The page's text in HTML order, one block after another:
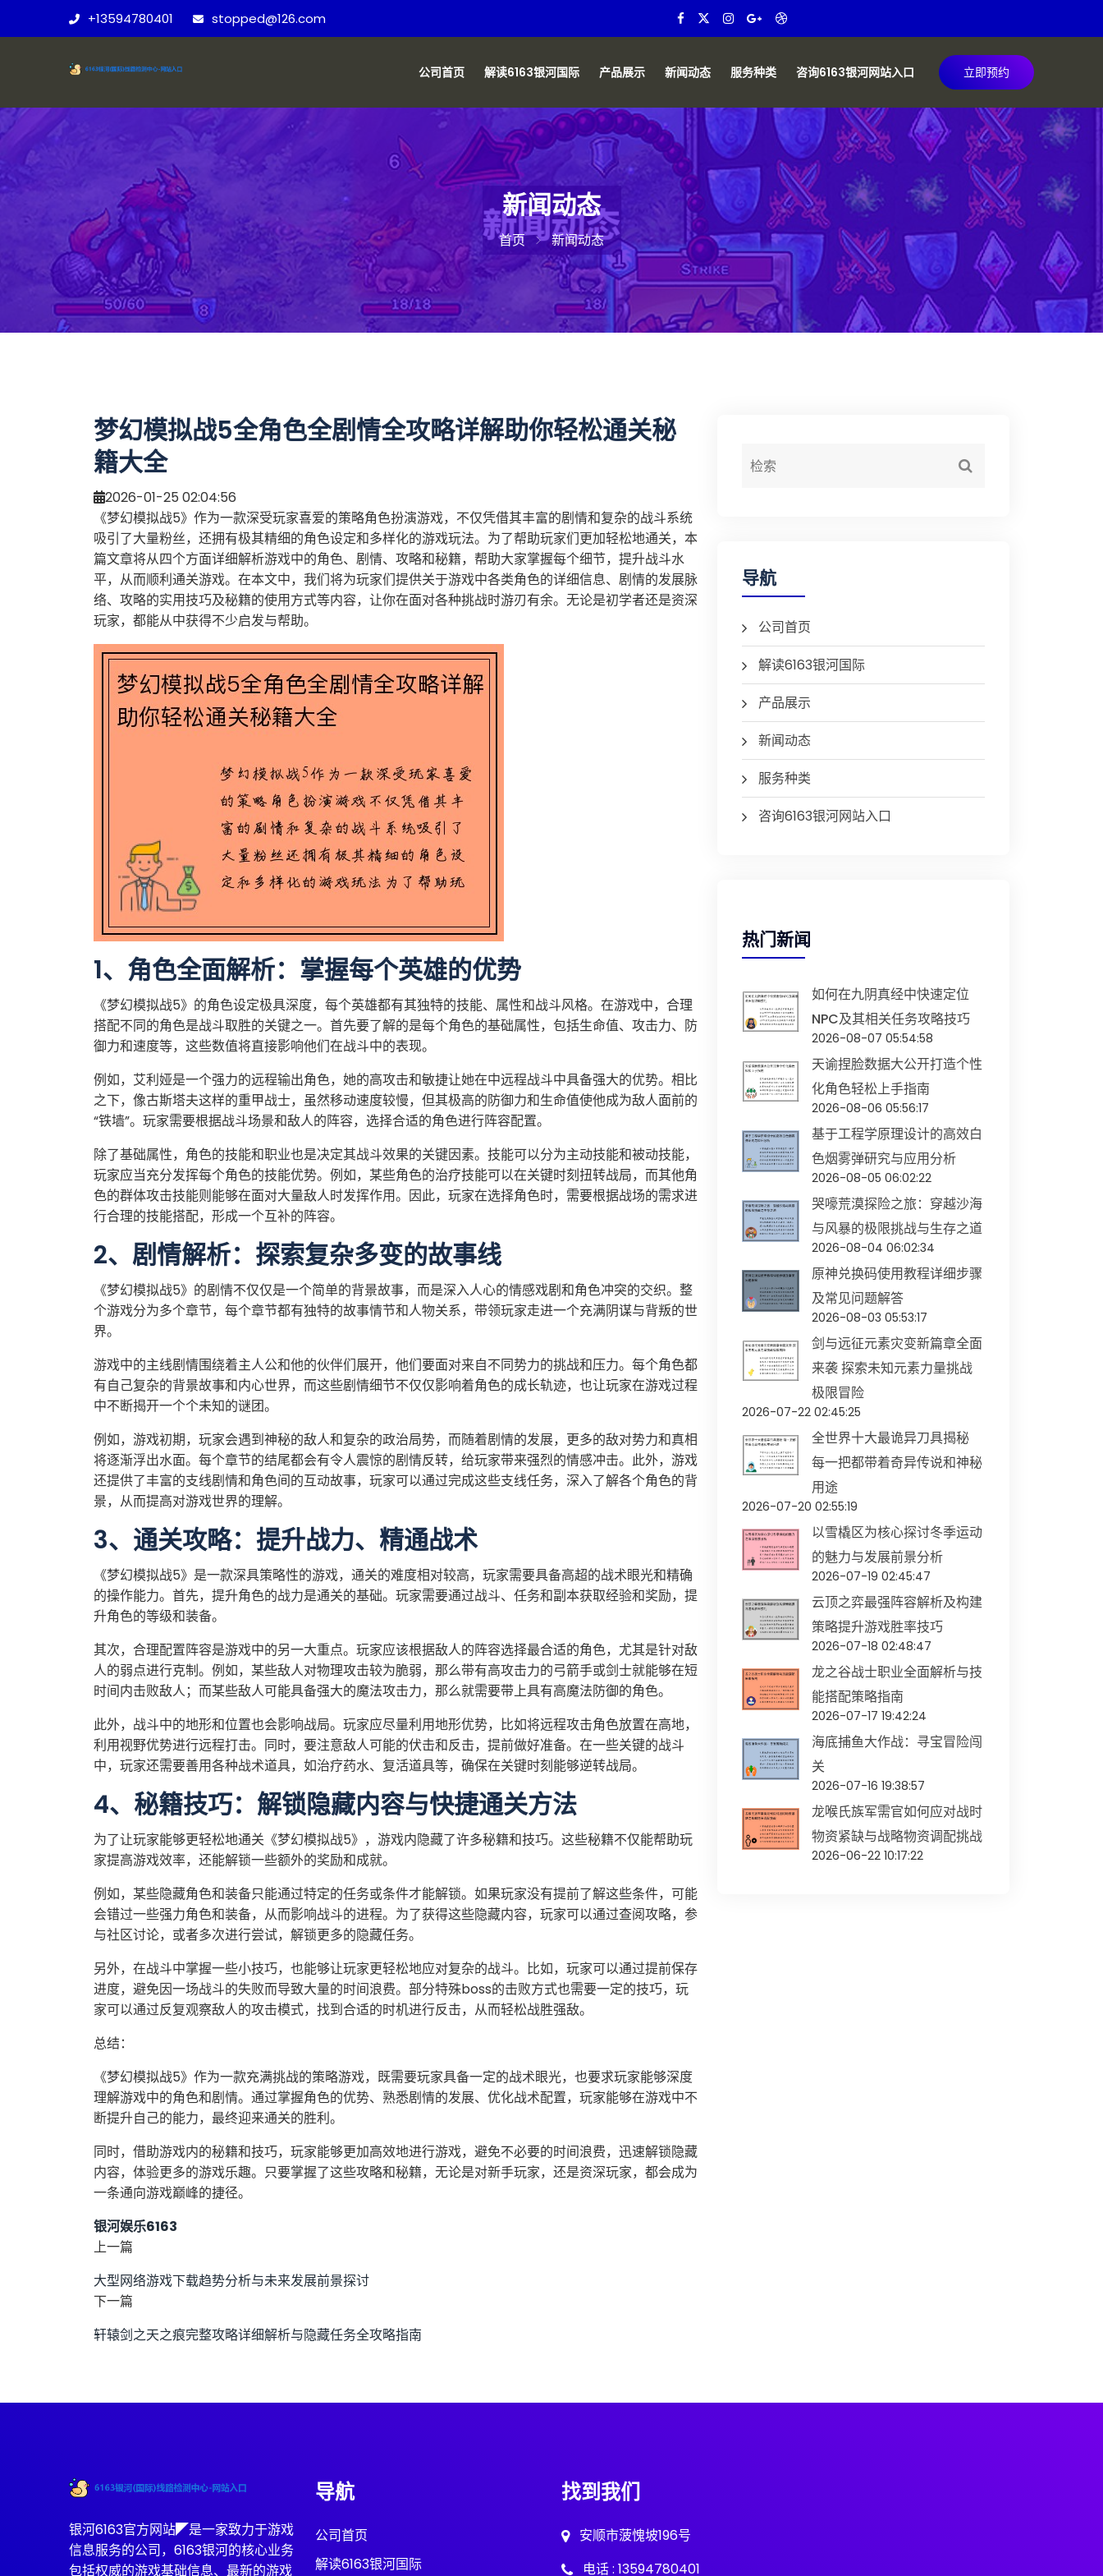
+13594780401 stopped@126.com
公司首页 解读6163银河国际 产品展示 新闻动态 服务种类 咨询6163银河网站入口 立即预约
新闻动态
首页 新闻动态
梦幻模拟战5全角色全剧情全攻略详解助你轻松通关秘
籍大全
2026-01-25 02:04:56
《梦幻模拟战5》作为一款深受玩家喜爱的策略角色扮演游戏，不仅凭借其丰富的剧情和复杂的战斗系统
吸引了大量粉丝，还拥有极其精细的角色设定和多样化的游戏玩法。为了帮助玩家们更加轻松地通关，本
篇文章将从四个方面详细解析游戏中的角色、剧情、攻略和秘籍，帮助大家掌握每个细节，提升战斗水
平，从而顺利通关游戏。在本文中，我们将为玩家们提供关于游戏中各类角色的详细信息、剧情的发展脉
络、攻略的实用技巧及秘籍的使用方式等内容，让你在面对各种挑战时游刃有余。无论是初学者还是资深
玩家，都能从中获得不少启发与帮助。
1、角色全面解析：掌握每个英雄的优势
《梦幻模拟战5》的角色设定极具深度，每个英雄都有其独特的技能、属性和战斗风格。在游戏中，合理
搭配不同的角色是战斗取胜的关键之一。首先要了解的是每个角色的基础属性，包括生命值、攻击力、防
御力和速度等，这些数值将直接影响他们在战斗中的表现。
例如，艾利娅是一个强力的远程输出角色，她的高攻击和敏捷让她在中远程战斗中具备强大的优势。相比
之下，像古斯塔夫这样的重甲战士，虽然移动速度较慢，但其极高的防御力和生命值使他成为敌人面前的
“铁墙”。玩家需要根据战斗场景和敌人的阵容，选择合适的角色进行阵容配置。
除了基础属性，角色的技能和职业也是决定其战斗效果的关键因素。技能可以分为主动技能和被动技能，
玩家应当充分发挥每个角色的技能优势。例如，某些角色的治疗技能可以在关键时刻扭转战局，而其他角
色的群体攻击技能则能够在面对大量敌人时发挥作用。因此，玩家在选择角色时，需要根据战场的需求进
行合理的技能搭配，形成一个互补的阵容。
2、剧情解析：探索复杂多变的故事线
《梦幻模拟战5》的剧情不仅仅是一个简单的背景故事，而是深入人心的情感戏剧和角色冲突的交织。整
个游戏分为多个章节，每个章节都有独特的故事情节和人物关系，带领玩家走进一个充满阴谋与背叛的世
界。
游戏中的主线剧情围绕着主人公和他的伙伴们展开，他们要面对来自不同势力的挑战和压力。每个角色都
有自己复杂的背景故事和内心世界，而这些剧情细节不仅仅影响着角色的成长轨迹，也让玩家在游戏过程
中不断揭开一个个未知的谜团。
例如，游戏初期，玩家会遇到神秘的敌人和复杂的政治局势，而随着剧情的发展，更多的敌对势力和真相
将逐渐浮出水面。每个章节的结尾都会有令人震惊的剧情反转，给玩家带来强烈的情感冲击。此外，游戏
还提供了丰富的支线剧情和角色间的互动故事，玩家可以通过完成这些支线任务，深入了解各个角色的背
景，从而提高对游戏世界的理解。
3、通关攻略：提升战力、精通战术
《梦幻模拟战5》是一款深具策略性的游戏，通关的难度相对较高，玩家需要具备高超的战术眼光和精确
的操作能力。首先，提升角色的战力是通关的基础。玩家需要通过战斗、任务和副本获取经验和奖励，提
升角色的等级和装备。
其次，合理配置阵容是游戏中的另一大重点。玩家应该根据敌人的阵容选择最合适的角色，尤其是针对敌
人的弱点进行克制。例如，某些敌人对物理攻击较为脆弱，那么带有高攻击力的弓箭手或剑士就能够在短
时间内击败敌人；而某些敌人可能具备强大的魔法攻击力，那么就需要带上具有高魔法防御的角色。
此外，战斗中的地形和位置也会影响战局。玩家应尽量利用地形优势，比如将远程攻击角色放置在高地，
利用视野优势进行远程打击。同时，要注意敌人可能的伏击和反击，提前做好准备。在一些关键的战斗
中，玩家还需要善用各种战术道具，如治疗药水、复活道具等，确保在关键时刻能够逆转战局。
4、秘籍技巧：解锁隐藏内容与快捷通关方法
为了让玩家能够更轻松地通关《梦幻模拟战5》，游戏内隐藏了许多秘籍和技巧。这些秘籍不仅能帮助玩
家提高游戏效率，还能解锁一些额外的奖励和成就。
例如，某些隐藏角色和装备只能通过特定的任务或条件才能解锁。如果玩家没有提前了解这些条件，可能
会错过一些强力角色和装备，从而影响战斗的进程。为了获得这些隐藏内容，玩家可以通过查阅攻略，参
与社区讨论，或者多次进行尝试，解锁更多的隐藏任务。
另外，在战斗中掌握一些小技巧，也能够让玩家更轻松地应对复杂的战斗。比如，玩家可以通过提前保存
进度，避免因一场战斗的失败而导致大量的时间浪费。部分特殊boss的击败方式也需要一定的技巧，玩
家可以通过反复观察敌人的攻击模式，找到合适的时机进行反击，从而轻松战胜强敌。
总结：
《梦幻模拟战5》作为一款充满挑战的策略游戏，既需要玩家具备一定的战术眼光，也要求玩家能够深度
理解游戏中的角色和剧情。通过掌握角色的优势、熟悉剧情的发展、优化战术配置，玩家能够在游戏中不
断提升自己的能力，最终迎来通关的胜利。
同时，借助游戏内的秘籍和技巧，玩家能够更加高效地进行游戏，避免不必要的时间浪费，迅速解锁隐藏
内容，体验更多的游戏乐趣。只要掌握了这些攻略和秘籍，无论是对新手玩家，还是资深玩家，都会成为
一条通向游戏巅峰的捷径。
银河娱乐6163
上一篇
大型网络游戏下载趋势分析与未来发展前景探讨
下一篇
轩辕剑之天之痕完整攻略详细解析与隐藏任务全攻略指南
导航
公司首页
解读6163银河国际
产品展示
新闻动态
服务种类
咨询6163银河网站入口
热门新闻
如何在九阴真经中快速定位
NPC及其相关任务攻略技巧
2026-08-07 05:54:58
天谕捏脸数据大公开打造个性
化角色轻松上手指南
2026-08-06 05:56:17
基于工程学原理设计的高效白
色烟雾弹研究与应用分析
2026-08-05 06:02:22
哭嚎荒漠探险之旅：穿越沙海
与风暴的极限挑战与生存之道
2026-08-04 06:02:34
原神兑换码使用教程详细步骤
及常见问题解答
2026-08-03 05:53:17
剑与远征元素灾变新篇章全面
来袭 探索未知元素力量挑战
极限冒险
2026-07-22 02:45:25
全世界十大最诡异刀具揭秘
每一把都带着奇异传说和神秘
用途
2026-07-20 02:55:19
以雪橇区为核心探讨冬季运动
的魅力与发展前景分析
2026-07-19 02:45:47
云顶之弈最强阵容解析及构建
策略提升游戏胜率技巧
2026-07-18 02:48:47
龙之谷战士职业全面解析与技
能搭配策略指南
2026-07-17 19:42:24
海底捕鱼大作战：寻宝冒险闯
关
2026-07-16 19:38:57
龙喉氏族军需官如何应对战时
物资紧缺与战略物资调配挑战
2026-06-22 10:17:22
银河6163官方网站◤是一家致力于游戏
信息服务的公司，6163银河的核心业务
包括权威的游戏基础信息、最新的游戏
导航
公司首页
解读6163银河国际
找到我们
安顺市菠愧坡196号
电话 : 13594780401